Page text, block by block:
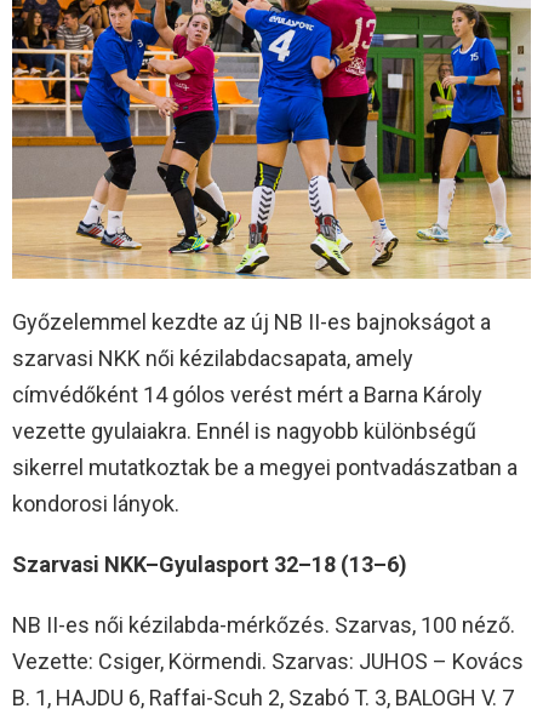
Győzelemmel kezdte az új NB II-es bajnokságot a
szarvasi NKK női kézilabdacsapata, amely
címvédőként 14 gólos verést mért a Barna Károly
vezette gyulaiakra. Ennél is nagyobb különbségű
sikerrel mutatkoztak be a megyei pontvadászatban a
kondorosi lányok.
Szarvasi NKK–Gyulasport 32–18 (13–6)
NB II-es női kézilabda-mérkőzés. Szarvas, 100 néző.
Vezette: Csiger, Körmendi. Szarvas: JUHOS – Kovács
B. 1, HAJDU 6, Raffai-Scuh 2, Szabó T. 3, BALOGH V. 7